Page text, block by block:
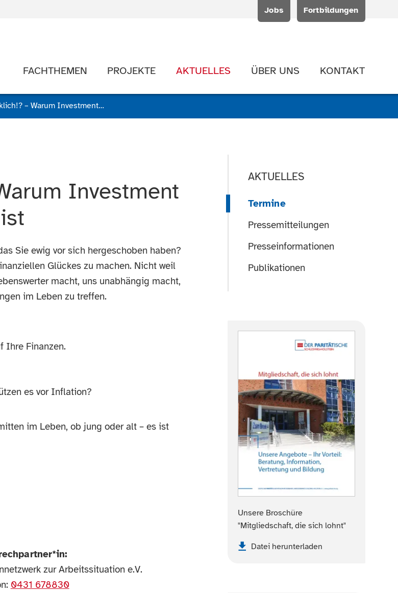
Jobs Fortbildungen
FACHTHEMEN PROJEKTE AKTUELLES ÜBER UNS KONTAKT
Geld macht glücklich!? – Warum Investment für Frauen ein Must-Have ist
Investment
Sie ewig vor sich hergeschoben haben?
Glückes zu machen. Nicht weil
macht, uns unabhängig macht,
im Leben zu treffen.
Ihre Finanzen.
es vor Inflation?
im Leben, ob jung oder alt – es ist
zur Arbeitssituation e.V.
0431 678830
AKTUELLES
Termine
Pressemitteilungen
Presseinformationen
Publikationen
Unsere Broschüre
"Mitgliedschaft, die sich lohnt"
Datei herunterladen